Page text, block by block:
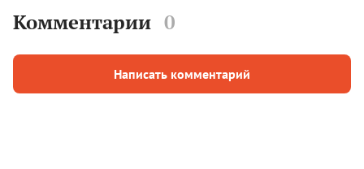
Комментарии 0
Написать комментарий